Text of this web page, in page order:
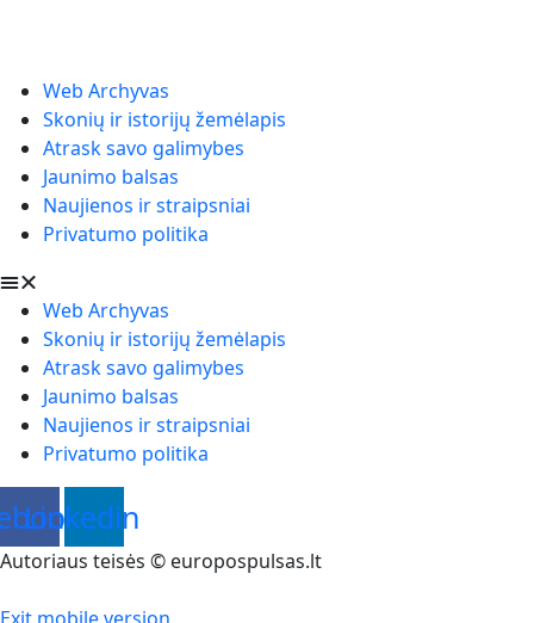
Web Archyvas
Skonių ir istorijų žemėlapis
Atrask savo galimybes
Jaunimo balsas
Naujienos ir straipsniai
Privatumo politika
Web Archyvas
Skonių ir istorijų žemėlapis
Atrask savo galimybes
Jaunimo balsas
Naujienos ir straipsniai
Privatumo politika
Linkedin
Autoriaus teisės © europospulsas.lt